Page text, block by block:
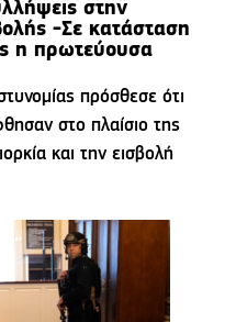
στην
-Σε κατάσταση
η πρωτεύουσα
πρόσθεσε ότι
στο πλαίσιο της
και την εισβολή